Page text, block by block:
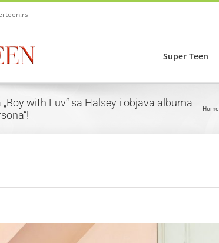
Super Teen
with Luv“ sa Halsey i objava albuma
Home